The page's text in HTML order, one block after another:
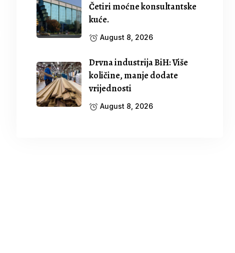
Četiri moćne konsultantske
kuće.
August 8, 2026
Drvna industrija BiH: Više
količine, manje dodate
vrijednosti
August 8, 2026